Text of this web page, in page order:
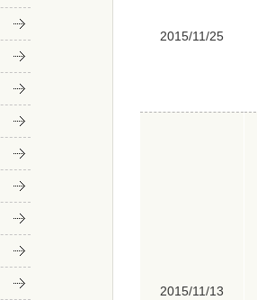
2015/11/25
2015/11/13